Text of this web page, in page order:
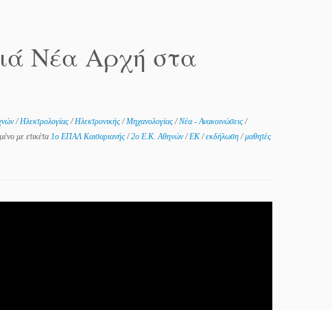
Νέα Αρχή στα
/Ηλεκτρολογίας/Ηλεκτρονικής/Μηχανολογίας/Νέα - Ανακοινώσεις/
με ετικέτα1ο ΕΠΑΛ Καισαριανής/2ο Ε.Κ. Αθηνών/ΕΚ/εκδήλωση/μαθητές